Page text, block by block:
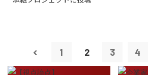
1 2 3 4